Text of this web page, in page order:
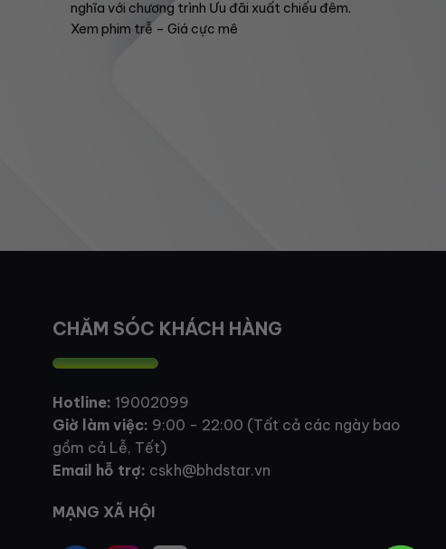
nghĩa với chương trình Ưu đãi xuất chiếu đêm.
Xem phim trễ – Giá cực mê
CHĂM SÓC KHÁCH HÀNG
Hotline: 19002099
Giờ làm việc: 9:00 - 22:00 (Tất cả các ngày bao
gồm cả Lễ, Tết)
Email hỗ trợ: cskh@bhdstar.vn
MẠNG XÃ HỘI